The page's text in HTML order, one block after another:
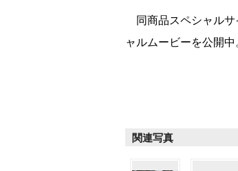
同商品スペシャルサ
ャルムービーを公開中
関連写真